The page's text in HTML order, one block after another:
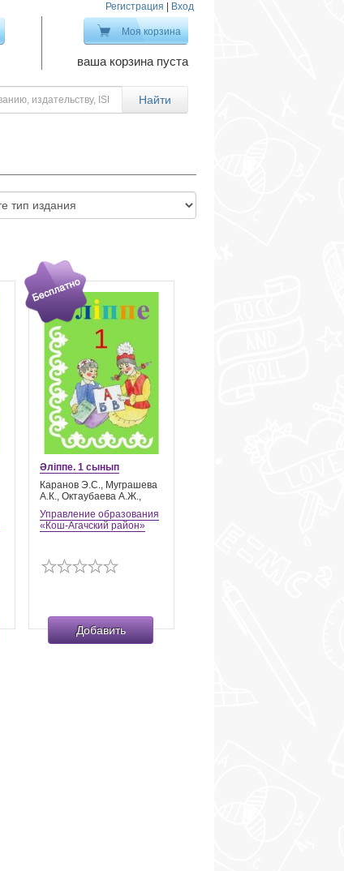
Регистрация Вход
Моя корзина
ваша корзина пуста
Әліппе. 1 сынып
Каранов Э.С., Муграшева
А.К., Октаубаева А.Ж.,
Управление образования
«Кош-Агачский район»
Добавить